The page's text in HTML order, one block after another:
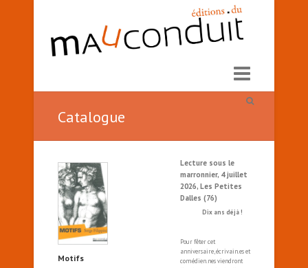
Catalogue
Motifs
Lecture sous le
marronnier, 4 juillet
2026, Les Petites
Dalles (76)
Dix ans déjà !
Pour fêter cet
anniversaire, écrivain.es et
comédien.nes viendront